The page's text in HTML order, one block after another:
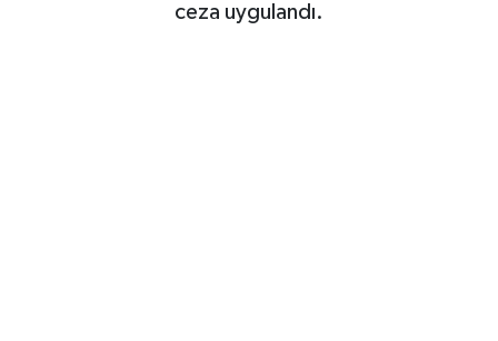
ceza uygulandı.